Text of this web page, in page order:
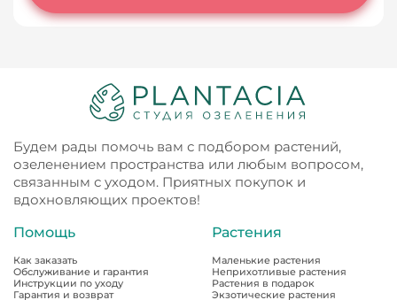
Будем рады помочь вам с подбором растений,
озеленением пространства или любым вопросом,
связанным с уходом. Приятных покупок и
вдохновляющих проектов!
Помощь
Как заказать
Обслуживание и гарантия
Инструкции по уходу
Гарантия и возврат
Растения
Маленькие растения
Неприхотливые растения
Растения в подарок
Экзотические растения